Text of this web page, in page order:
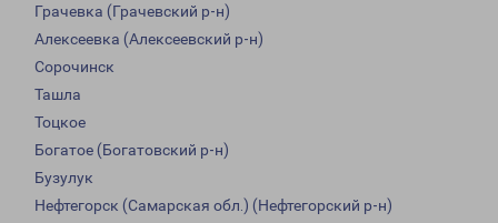
Грачевка (Грачевский р-н)
Алексеевка (Алексеевский р-н)
Сорочинск
Ташла
Тоцкое
Богатое (Богатовский р-н)
Бузулук
Нефтегорск (Самарская обл.) (Нефтегорский р-н)